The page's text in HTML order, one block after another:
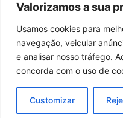
Valorizamos a sua
Usamos cookies para
navegação, veicular
e analisar nosso tráfego.
concorda com o uso de
Customizar
Sobre o
Siga nossas redes sociais
Facebook
X